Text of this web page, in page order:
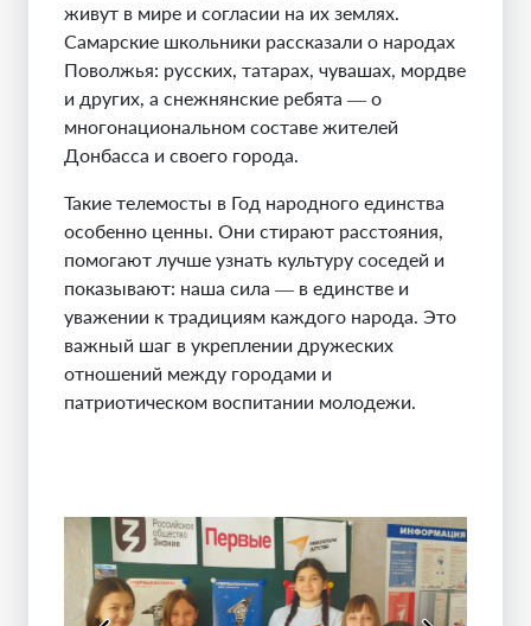
живут в мире и согласии на их землях.
Самарские школьники рассказали о народах
Поволжья: русских, татарах, чувашах, мордве
и других, а снежнянские ребята — о
многонациональном составе жителей
Донбасса и своего города.
Такие телемосты в Год народного единства
особенно ценны. Они стирают расстояния,
помогают лучше узнать культуру соседей и
показывают: наша сила — в единстве и
уважении к традициям каждого народа. Это
важный шаг в укреплении дружеских
отношений между городами и
патриотическом воспитании молодежи.